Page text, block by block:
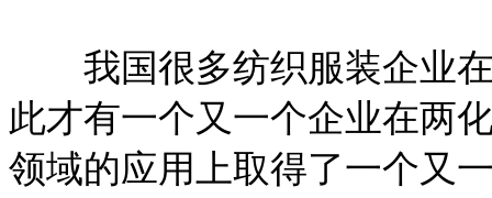
我国很多纺织服装企业在
此才有一个又一个企业在两
领域的应用上取得了一个又